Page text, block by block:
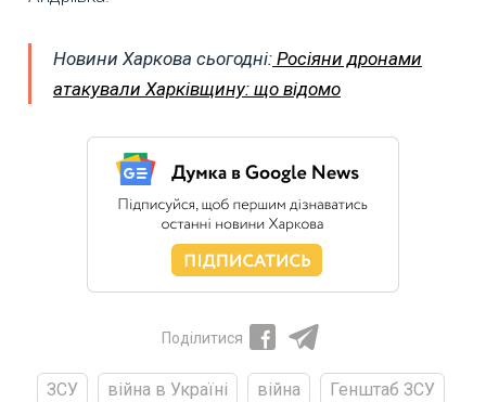
Новини Харкова сьогодні: Росіяни дронами
атакували Харківщину: що відомо
Поділитися
ЗСУ війна в Україні війна
Генштаб ЗСУ